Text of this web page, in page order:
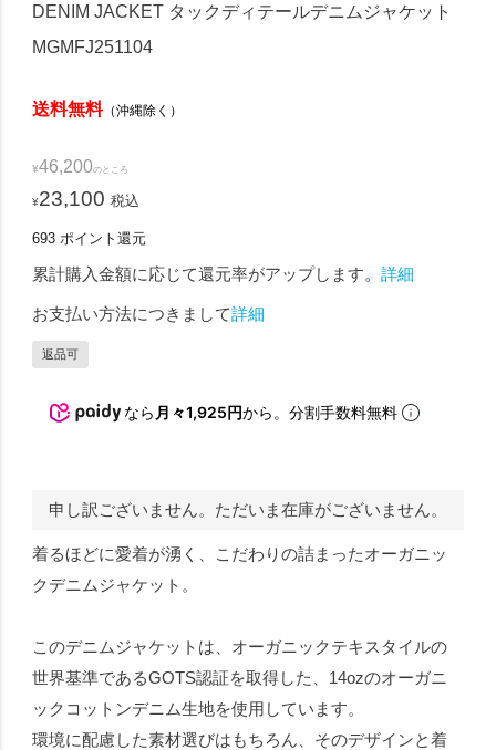
DENIM JACKET タックディテールデニムジャケット
MGMFJ251104
送料無料（沖縄除く）
¥46,200のところ
¥23,100 税込
693 ポイント還元
累計購入金額に応じて還元率がアップします。詳細
お支払い方法につきまして詳細
返品可
なら 月々1,925円から。分割手数料無料
申し訳ございません。ただいま在庫がございません。
着るほどに愛着が湧く、こだわりの詰まったオーガニッ
クデニムジャケット。
このデニムジャケットは、オーガニックテキスタイルの
世界基準であるGOTS認証を取得した、14ozのオーガニ
ックコットンデニム生地を使用しています。
環境に配慮した素材選びはもちろん、そのデザインと着